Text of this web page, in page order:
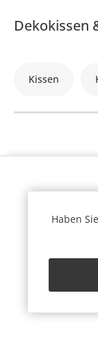
Dekokissen
Kissen
Haben